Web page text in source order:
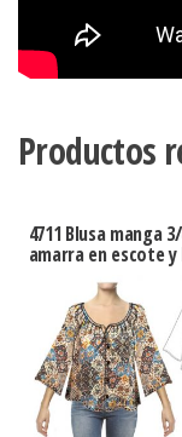
Productos
4711 Blusa manga
amarra en escote